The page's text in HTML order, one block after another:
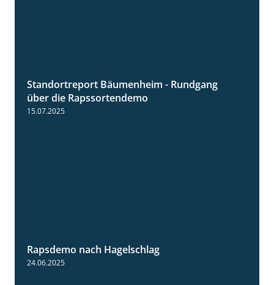
Standortreport Bäumenheim - Rundgang
über die Rapssortendemo
Rapsdemo nach Hagelschlag
24.06.2025